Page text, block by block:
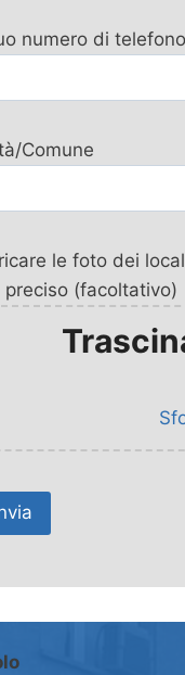
numero di telefono
Comune
le foto dei
preciso (facoltativo)